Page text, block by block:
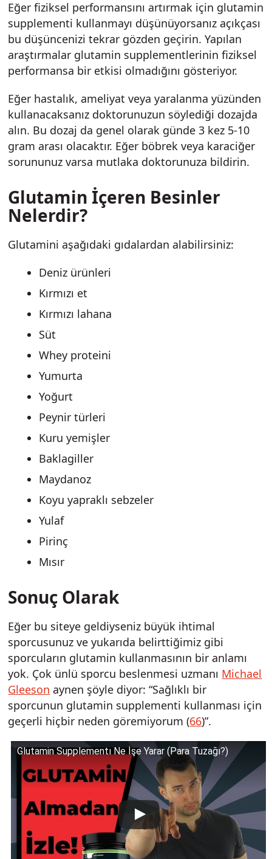
Eğer fiziksel performansını artırmak için glutamin
supplementi kullanmayı düşünüyorsanız açıkçası
bu düşüncenizi tekrar gözden geçirin. Yapılan
araştırmalar glutamin supplementlerinin fiziksel
performansa bir etkisi olmadığını gösteriyor.
Eğer hastalık, ameliyat veya yaralanma yüzünden
kullanacaksanız doktorunuzun söylediği dozajda
alın. Bu dozaj da genel olarak günde 3 kez 5-10
gram arası olacaktır. Eğer böbrek veya karaciğer
sorununuz varsa mutlaka doktorunuza bildirin.
Glutamin İçeren Besinler
Nelerdir?
Glutamini aşağıdaki gıdalardan alabilirsiniz:
Deniz ürünleri
Kırmızı et
Kırmızı lahana
Süt
Whey proteini
Yumurta
Yoğurt
Peynir türleri
Kuru yemişler
Baklagiller
Maydanoz
Koyu yapraklı sebzeler
Yulaf
Pirinç
Mısır
Sonuç Olarak
Eğer bu siteye geldiyseniz büyük ihtimal
sporcusunuz ve yukarıda belirttiğimiz gibi
sporcuların glutamin kullanmasının bir anlamı
yok. Çok ünlü sporcu beslenmesi uzmanı Michael
Gleeson aynen şöyle diyor: “Sağlıklı bir
sporcunun glutamin supplementi kullanması için
geçerli hiçbir neden göremiyorum (66)”.
Glutamin Supplementı Ne İşe Yarar (Para Tuzağı?)